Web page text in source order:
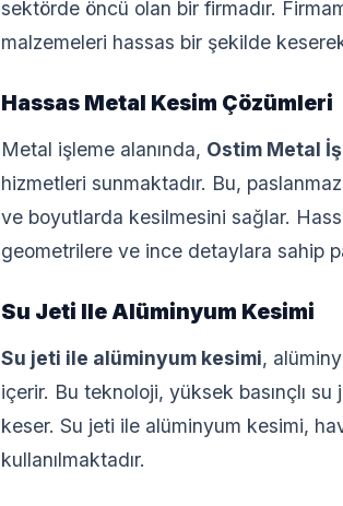
sektörde öncü olan bir firmadır.
malzemeleri hassas bir şekilde
Hassas Metal Kesim Çözümleri
Metal işleme alanında, Ostim Metal
hizmetleri sunmaktadır. Bu,
ve boyutlarda kesilmesini sağlar.
geometrilere ve ince detaylara sahip
Su Jeti Ile Alüminyum Kesimi
Su jeti ile alüminyum kesimi,
içerir. Bu teknoloji, yüksek basınçlı
keser. Su jeti ile alüminyum kesimi,
kullanılmaktadır.